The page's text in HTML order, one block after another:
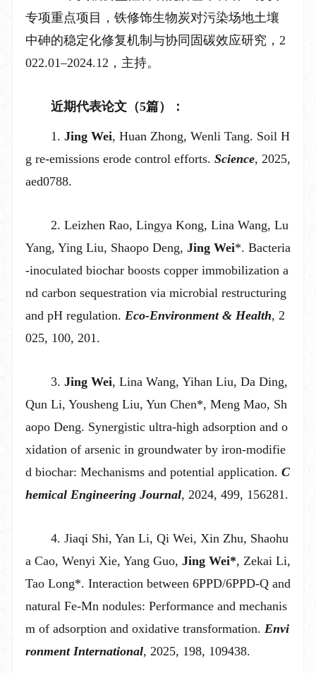
专项重点项目，铁修饰生物炭对污染场地土壤
中砷的稳定化修复机制与协同固碳效应研究， 2
022.01–2024.12 ，主持。
近期代表论文（5篇） ：
1. Jing Wei, Huan Zhong, Wenli Tang. Soil H
g re-emissions erode control efforts. Science, 2025,
aed0788.
2. Leizhen Rao, Lingya Kong, Lina Wang, Lu
Yang, Ying Liu, Shaopo Deng, Jing Wei*. Bacteria
-inoculated biochar boosts copper immobilization a
nd carbon sequestration via microbial restructuring
and pH regulation. Eco-Environment & Health, 2
025, 100, 201.
3. Jing Wei, Lina Wang, Yihan Liu, Da Ding,
Qun Li, Yousheng Liu, Yun Chen*, Meng Mao, Sh
aopo Deng. Synergistic ultra-high adsorption and o
xidation of arsenic in groundwater by iron-modifie
d biochar: Mechanisms and potential application. C
hemical Engineering Journal, 2024, 499, 156281.
4. Jiaqi Shi, Yan Li, Qi Wei, Xin Zhu, Shaohu
a Cao, Wenyi Xie, Yang Guo, Jing Wei*, Zekai Li,
Tao Long*. Interaction between 6PPD/6PPD-Q and
natural Fe-Mn nodules: Performance and mechanis
m of adsorption and oxidative transformation. Envi
ronment International, 2025, 198, 109438.